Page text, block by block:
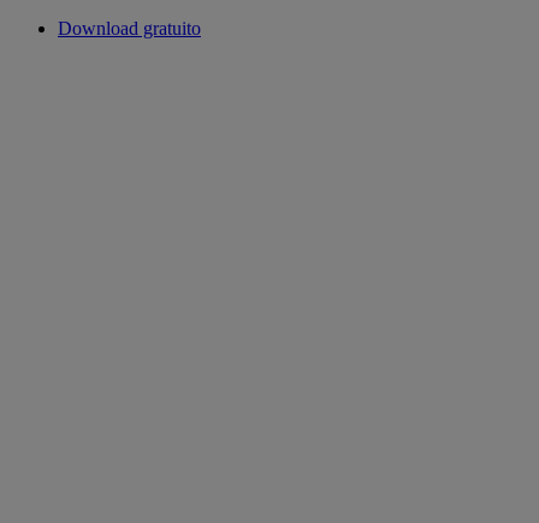
Download gratuito